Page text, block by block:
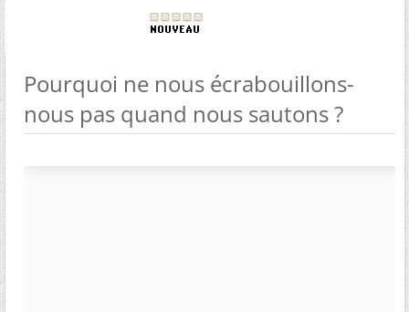
Pourquoi ne nous écrabouillons-
nous pas quand nous sautons ?